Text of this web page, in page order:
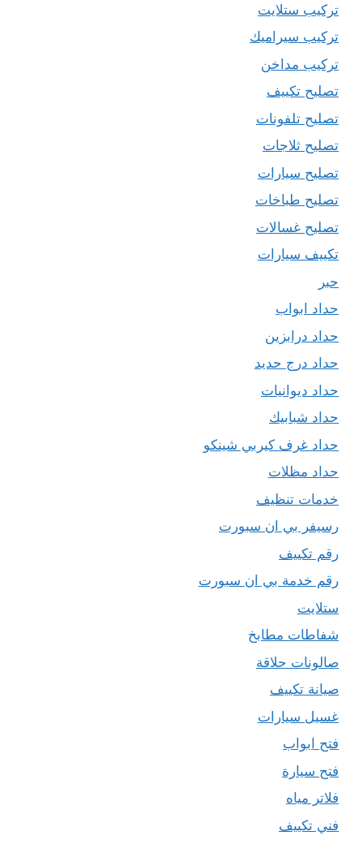
تركيب ستلايت
تركيب سيراميك
تركيب مداخن
تصليح تكييف
تصليح تلفونات
تصليح ثلاجات
تصليح سيارات
تصليح طباخات
تصليح غسالات
تكييف سيارات
حبر
حداد ابواب
حداد درابزين
حداد درج حديد
حداد ديوانيات
حداد شبابيك
حداد غرف كيربي شينكو
حداد مظلات
خدمات تنظيف
رسيفر بي ان سبورت
رقم تكييف
رقم خدمة بي ان سبورت
ستلايت
شفاطات مطابخ
صالونات حلاقة
صيانة تكييف
غسيل سيارات
فتح ابواب
فتح سيارة
فلاتر مياه
فني تكييف